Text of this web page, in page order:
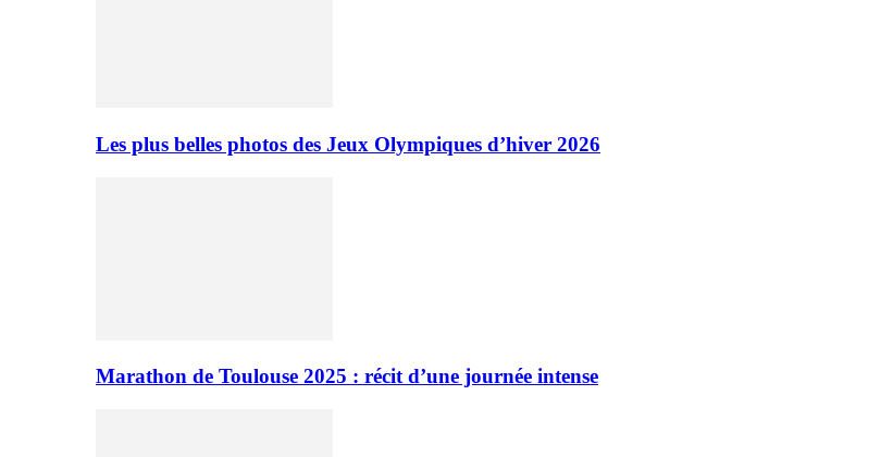
Les plus belles photos des Jeux Olympiques d’hiver 2026
Marathon de Toulouse 2025 : récit d’une journée intense